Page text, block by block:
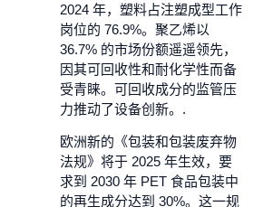
2024 年，塑料占注塑成型工作
岗位的 76.9%。聚乙烯以
36.7% 的市场份额遥遥领先，
因其可回收性和耐化学性而备
受青睐。可回收成分的监管压
力推动了设备创新。.
欧洲新的《包装和包装废弃物
法规》将于 2025 年生效，要
求到 2030 年 PET 食品包装中
的再生成分达到 30%。这一规